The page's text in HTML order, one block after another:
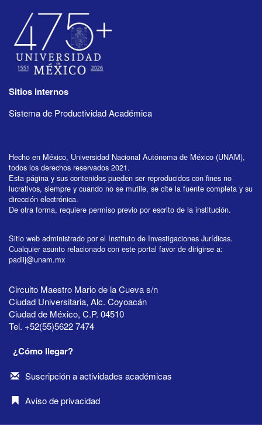
Sitios internos
Sistema de Productividad Académica
Hecho en México, Universidad Nacional Autónoma de México (UNAM),
todos los derechos reservados 2021.
Esta página y sus contenidos pueden ser reproducidos con fines no
lucrativos, siempre y cuando no se mutile, se cite la fuente completa y su
dirección electrónica.
De otra forma, requiere permiso previo por escrito de la institución.
Sitio web administrado por el Instituto de Investigaciones Jurídicas.
Cualquier asunto relacionado con este portal favor de dirigirse a:
padiij@unam.mx
Circuito Maestro Mario de la Cueva s/n
Ciudad Universitaria, Alc. Coyoacán
Ciudad de México, C.P. 04510
Tel. +52(55)5622 7474
¿Cómo llegar?
Suscripción a actividades académicas
Aviso de privacidad